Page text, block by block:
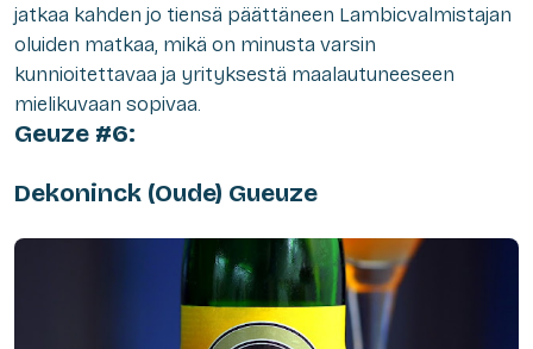
jatkaa kahden jo tiensä päättäneen Lambicvalmistajan
oluiden matkaa, mikä on minusta varsin
kunnioitettavaa ja yrityksestä maalautuneeseen
mielikuvaan sopivaa.
Geuze #6:
Dekoninck (Oude) Gueuze